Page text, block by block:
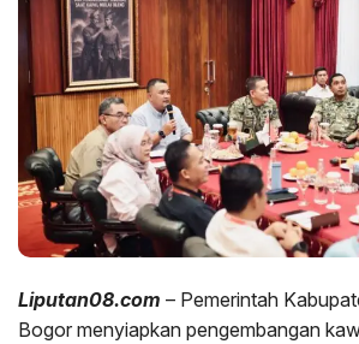
Liputan08.com – Pemerintah
Bogor menyiapkan pengembangan